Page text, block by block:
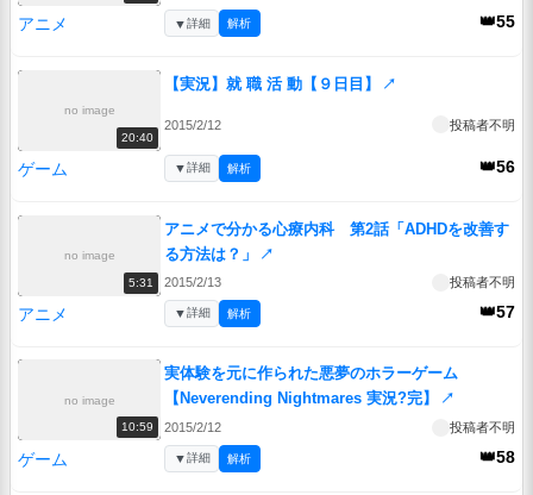
アニメ 👑55
▼詳細 解析
no image
20:40
【実況】就 職 活 動【９日目】 ↗
2015/2/12 投稿者不明
ゲーム 👑56
▼詳細 解析
no image
5:31
アニメで分かる心療内科 第2話「ADHDを改善す
る方法は？」
↗
2015/2/13 投稿者不明
アニメ 👑57
▼詳細 解析
no image
10:59
実体験を元に作られた悪夢のホラーゲーム
【Neverending Nightmares 実況?完】
↗
2015/2/12 投稿者不明
ゲーム 👑58
▼詳細 解析